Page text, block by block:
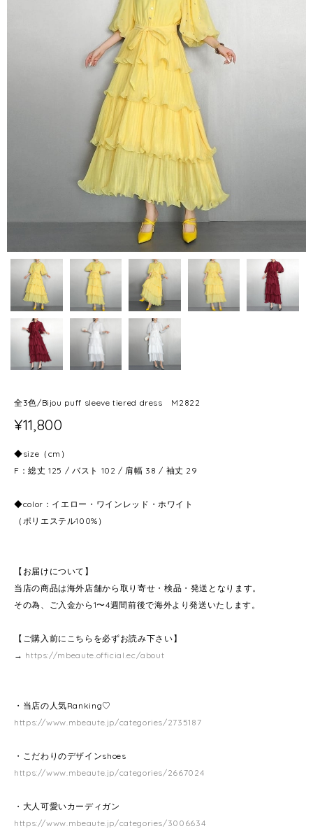
全3色/Bijou puff sleeve tiered dress M2822
¥11,800
◆size（cm）
F：総丈 125 / バスト 102 / 肩幅 38 / 袖丈 29
◆color：イエロー・ワインレッド・ホワイト
（ポリエステル100%）
【お届けについて】
当店の商品は海外店舗から取り寄せ・検品・発送となります。
その為、ご入金から1〜4週間前後で海外より発送いたします。
【ご購入前にこちらを必ずお読み下さい】
→ https://mbeaute.official.ec/about
・当店の人気Ranking♡
https://www.mbeaute.jp/categories/2735187
・こだわりのデザインshoes
https://www.mbeaute.jp/categories/2667024
・大人可愛いカーディガン
https://www.mbeaute.jp/categories/3006634